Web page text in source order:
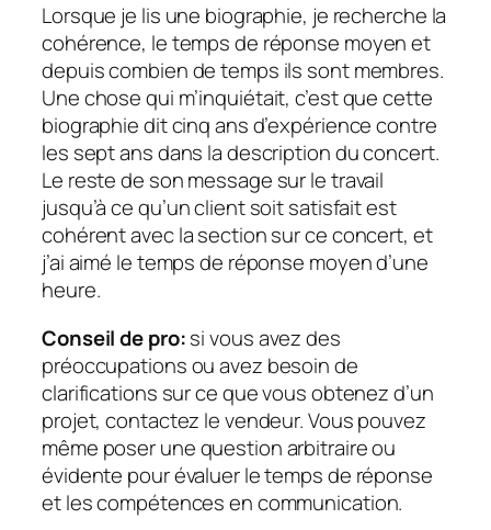
Lorsque je lis une biographie, je recherche la
cohérence, le temps de réponse moyen et
depuis combien de temps ils sont membres.
Une chose qui m’inquiétait, c’est que cette
biographie dit cinq ans d’expérience contre
les sept ans dans la description du concert.
Le reste de son message sur le travail
jusqu’à ce qu’un client soit satisfait est
cohérent avec la section sur ce concert, et
j’ai aimé le temps de réponse moyen d’une
heure.
Conseil de pro:si vous avez des
préoccupations ou avez besoin de
clarifications sur ce que vous obtenez d’un
projet, contactez le vendeur. Vous pouvez
même poser une question arbitraire ou
évidente pour évaluer le temps de réponse
et les compétences en communication.